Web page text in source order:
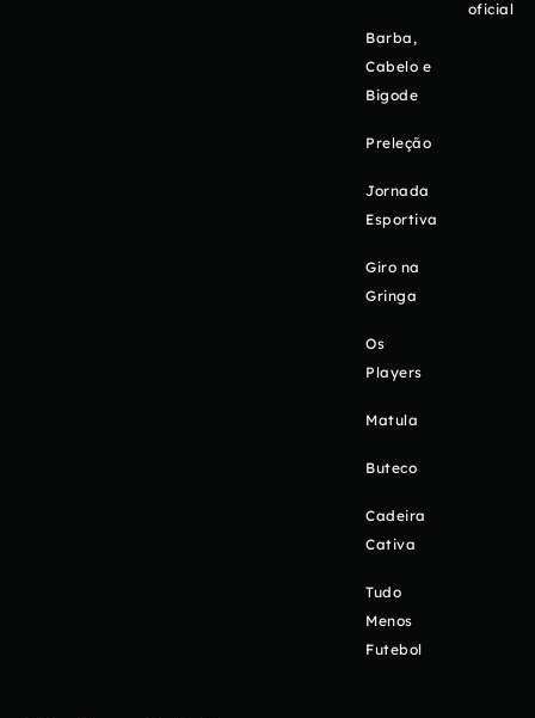
Barba,
Cabelo e
Bigode
Preleção
Jornada
Esportiva
Giro na
Gringa
Os
Players
Matula
Buteco
Cadeira
Cativa
Tudo
Menos
Futebol
oficial